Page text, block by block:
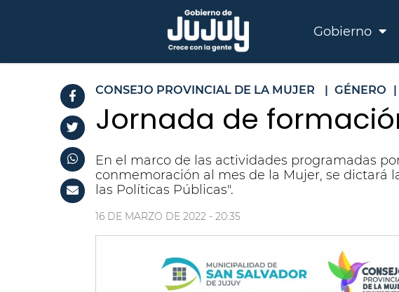
Gobierno
CONSEJO PROVINCIAL DE LA MUJER | GÉNERO |
Jornada de
En el marco de las actividades programadas
conmemoración al mes de la Mujer, se dictará
las Políticas Públicas".
16 DE MARZO DE 2022 - 20:35